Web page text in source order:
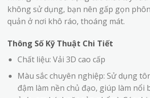
không sử dụng, bạn nên gấp gọn
quản ở nơi khô ráo, thoáng mát.
Thông Số Kỹ Thuật Chi Tiết
Chất liệu: Vải 3D cao cấp
Màu sắc chuyên nghiệp: Sử dụng
đậm làm nền chủ đạo, giúp làm nổi